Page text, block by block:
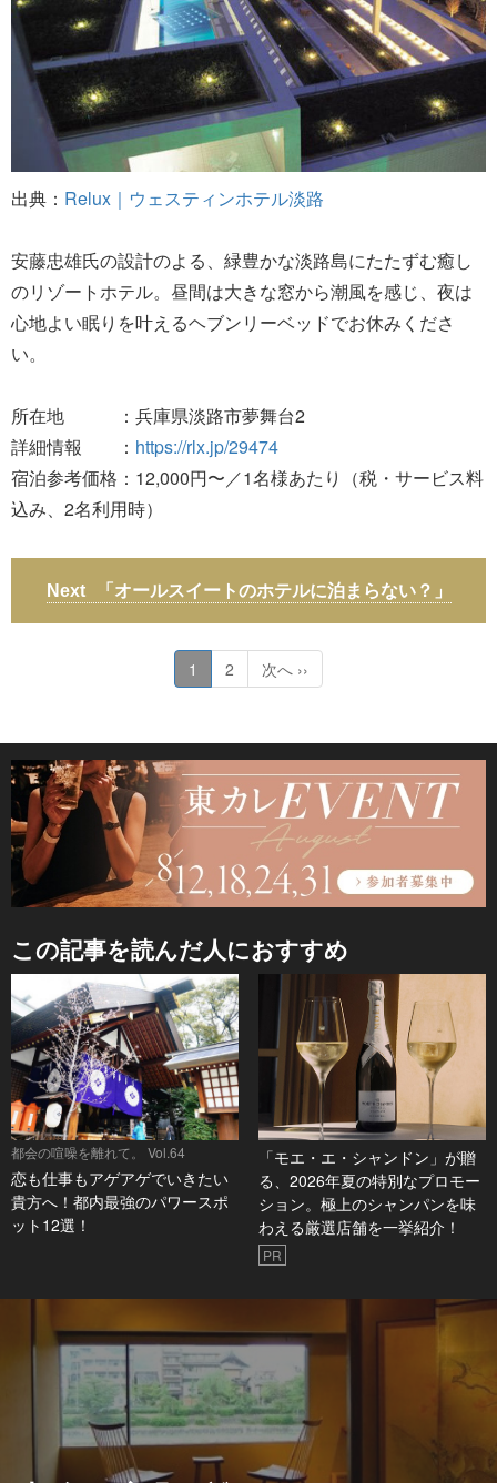
出典： Relux｜ウェスティンホテル淡路
安藤忠雄氏の設計のよる、緑豊かな淡路島にたたずむ癒し
のリゾートホテル。昼間は大きな窓から潮風を感じ、夜は
心地よい眠りを叶えるヘブンリーベッドでお休みくださ
い。
所在地 ：兵庫県淡路市夢舞台2
詳細情報 ： https://rlx.jp/29474
宿泊参考価格：12,000円〜／1名様あたり（税・サービス料
込み、2名利用時）
「オールスイートのホテルに泊まらない？」
1 2 次へ ››
この記事を読んだ人におすすめ
都会の喧噪を離れて。 Vol.64
恋も仕事もアゲアゲでいきたい
貴方へ！都内最強のパワースポ
ット12選！
「モエ・エ・シャンドン」が贈
る、2026年夏の特別なプロモー
ション。極上のシャンパンを味
わえる厳選店舗を一挙紹介！
PR